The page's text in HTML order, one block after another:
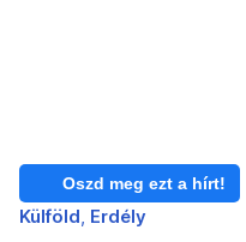
Oszd meg ezt a hírt!
Külföld Erdély